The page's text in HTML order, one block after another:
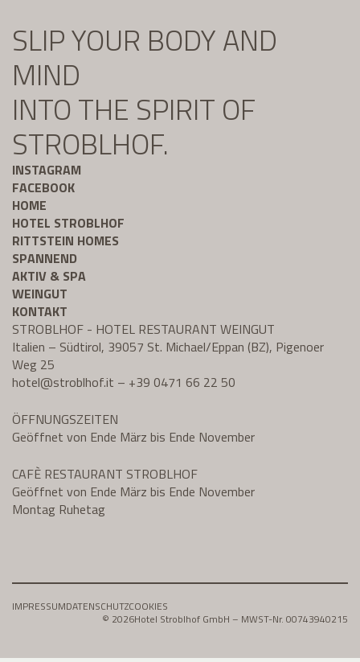
SLIP YOUR BODY AND
MIND
INTO THE SPIRIT OF
STROBLHOF.
INSTAGRAM
FACEBOOK
HOME
HOTEL STROBLHOF
RITTSTEIN HOMES
SPANNEND
AKTIV & SPA
WEINGUT
KONTAKT
STROBLHOF - HOTEL RESTAURANT WEINGUT
Italien – Südtirol, 39057 St. Michael/Eppan (BZ), Pigenoer
Weg 25
hotel@stroblhof.it – +39 0471 66 22 50
ÖFFNUNGSZEITEN
Geöffnet von Ende März bis Ende November
CAFÈ RESTAURANT STROBLHOF
Geöffnet von Ende März bis Ende November
Montag Ruhetag
IMPRESSUMDATENSCHUTZCOOKIES
© 2026Hotel Stroblhof GmbH – MWST-Nr. 00743940215